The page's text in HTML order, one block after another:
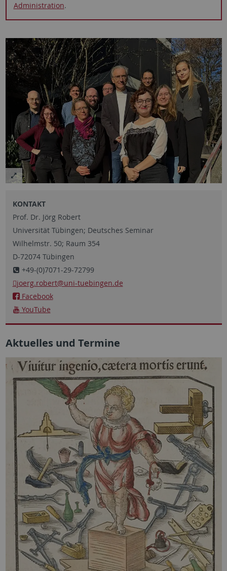
Administration.
KONTAKT
Prof. Dr. Jörg Robert
Universität Tübingen; Deutsches Seminar
Wilhelmstr. 50; Raum 354
D-72074 Tübingen
+49-(0)7071-29-72799
joerg.robert@uni-tuebingen.de
Facebook
YouTube
Aktuelles und Termine